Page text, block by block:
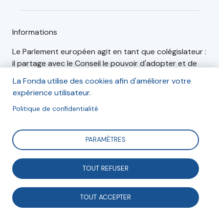
Informations
Le Parlement européen agit en tant que colégislateur :
il partage avec le Conseil le pouvoir d'adopter et de
budget de l'Union européenne. Il contrôle également le
travail de la Commission européenne et des autres
organes de l'Union européenne et collabore avec les
Si le Parlement a le souci de rendre toujours plus
démocratiques les décisions en Europe, il a aussi à
cœur de contribuer à la lutte pour la démocratie, la
liberté d'expression et des élections libres et
régulières dans le monde entier.
La Fonda utilise des cookies afin d'améliorer votre
expérience utilisateur.
Politique de confidentialité
PARAMÈTRES
TOUT REFUSER
TOUT ACCEPTER